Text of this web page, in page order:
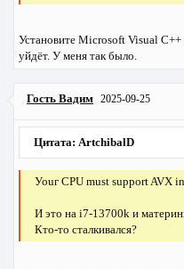
Установите Microsoft Visual
уйдёт. У меня так было.
Гость Вадим 2025-09-25
Цитата: ArtchibalD
Уоuг CPU must support AVX
И это на i7-13700k и
Кто-то сталкивался?